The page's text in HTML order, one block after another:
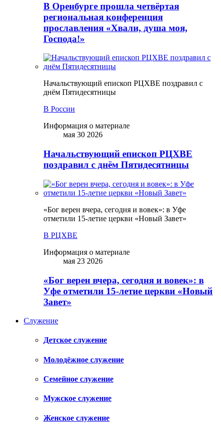
В Оренбурге прошла четвёртая
региональная конференция
прославления «Хвали, душа моя,
Господа!»
Начальствующий епископ РЦХВЕ поздравил с
днём Пятидесятницы
В России
Информация о материале
мая 30 2026
Начальствующий епископ РЦХВЕ
поздравил с днём Пятидесятницы
«Бог верен вчера, сегодня и вовек»: в Уфе
отметили 15-летие церкви «Новый Завет»
В РЦХВЕ
Информация о материале
мая 23 2026
«Бог верен вчера, сегодня и вовек»: в
Уфе отметили 15-летие церкви «Новый
Завет»
Служение
Детское служение
Молодёжное служение
Семейное служение
Мужское служение
Женское служение